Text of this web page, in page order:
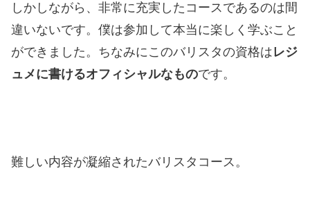
しかしながら、非常に充実したコースであるのは間
違いないです。僕は参加して本当に楽しく学ぶこと
ができました。ちなみにこのバリスタの資格はレジ
ュメに書けるオフィシャルなものです。
難しい内容が凝縮されたバリスタコース。